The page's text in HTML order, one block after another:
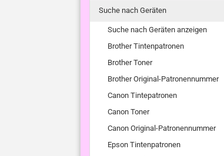
Suche nach Geräten
Suche nach Geräten anzeigen
Brother Tintenpatronen
Brother Toner
Brother Original-Patronennummer
Canon Tintepatronen
Canon Toner
Canon Original-Patronennummer
Epson Tintenpatronen